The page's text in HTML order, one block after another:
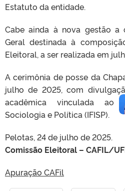
Estatuto da entidade.
Cabe ainda à nova gestão a
Geral destinada à
Eleitoral, a ser realizada em
A cerimônia de posse da
julho de 2025, com
acadêmica vinculada ao
Sociologia e Política (IFISP).
Pelotas, 24 de julho de 2025.
Comissão Eleitoral – CAFIL/
Apuração CAFil